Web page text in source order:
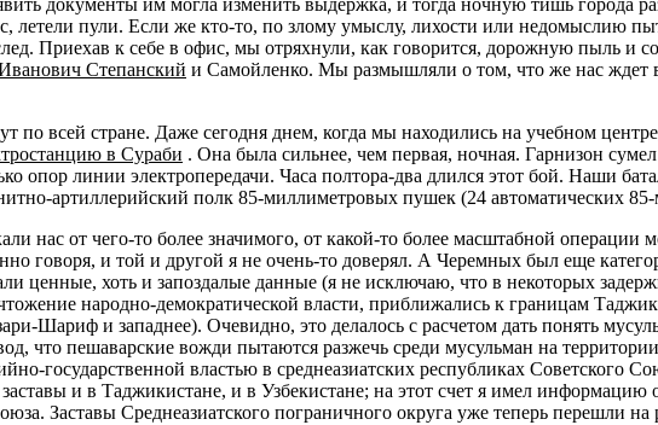
документы им могла изменить выдержка, и тогда ночную тишь города
летели пули. Если же кто-то, по злому умыслу, лихости или недомыслию
Приехав к себе в офис, мы отряхнули, как говорится, дорожную пыль и
Степанский и Самойленко. Мы размышляли о том, что же нас ждет
по всей стране. Даже сегодня днем, когда мы находились на учебном
в Сураби . Она была сильнее, чем первая, ночная. Гарнизон
опор линии электропередачи. Часа полтора-два длился этот бой. Наши
артиллерийский полк 85-миллиметровых пушек (24 автоматических
нас от чего-то более значимого, от какой-то более масштабной
говоря, и той и другой я не очень-то доверял. А Черемных был еще
ценные, хоть и запоздалые данные (я не исключаю, что в некоторых
народно-демократической власти, приближались к границам
Шариф и западнее). Очевидно, это делалось с расчетом дать понять
что пешаварские вожди пытаются разжечь среди мусульман на
государственной властью в среднеазиатских республиках
и в Таджикистане, и в Узбекистане; на этот счет я имел информацию
Заставы Среднеазиатского пограничного округа уже теперь перешли